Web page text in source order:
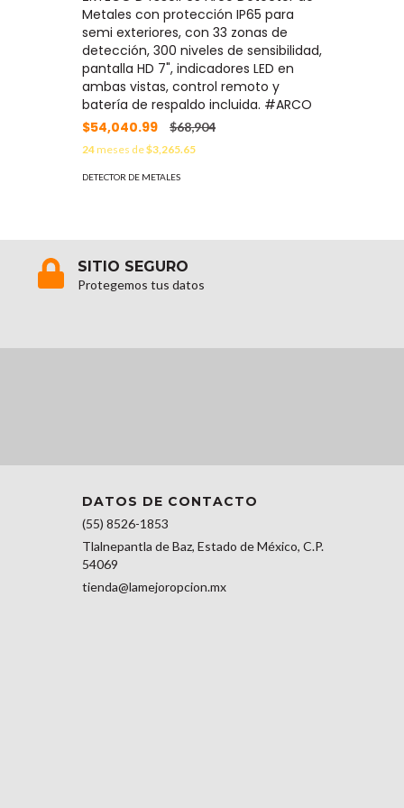
Metales con protección IP65 para
semi exteriores, con 33 zonas de
detección, 300 niveles de sensibilidad,
pantalla HD 7", indicadores LED en
ambas vistas, control remoto y
batería de respaldo incluida. #ARCO
$54,040.99
$68,904
24meses de$3,265.65
DETECTOR DE METALES
SITIO SEGURO
Protegemos tus datos
DATOS DE CONTACTO
(55) 8526-1853
Tlalnepantla de Baz, Estado de México, C.P.
54069
tienda@lamejoropcion.mx